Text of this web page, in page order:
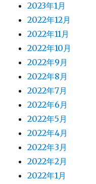
2023年1月
2022年12月
2022年11月
2022年10月
2022年9月
2022年8月
2022年7月
2022年6月
2022年5月
2022年4月
2022年3月
2022年2月
2022年1月